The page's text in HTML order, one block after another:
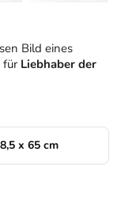
Bild eines
für Liebhaber der
x 65 cm